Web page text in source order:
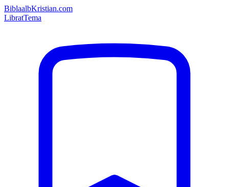
BiblaalbKristian.com
LibratTema